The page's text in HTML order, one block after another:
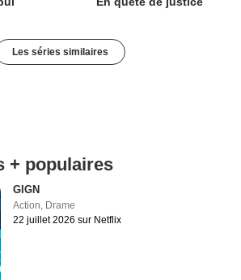
Les séries similaires
+ populaires
GIGN
Action, Drame
22 juillet 2026 sur Netflix